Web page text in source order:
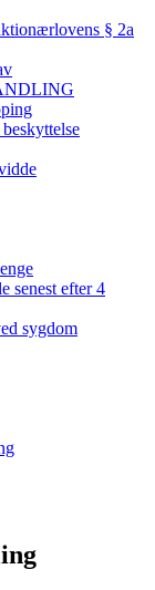
§ 2a
senest efter 4
sygdom